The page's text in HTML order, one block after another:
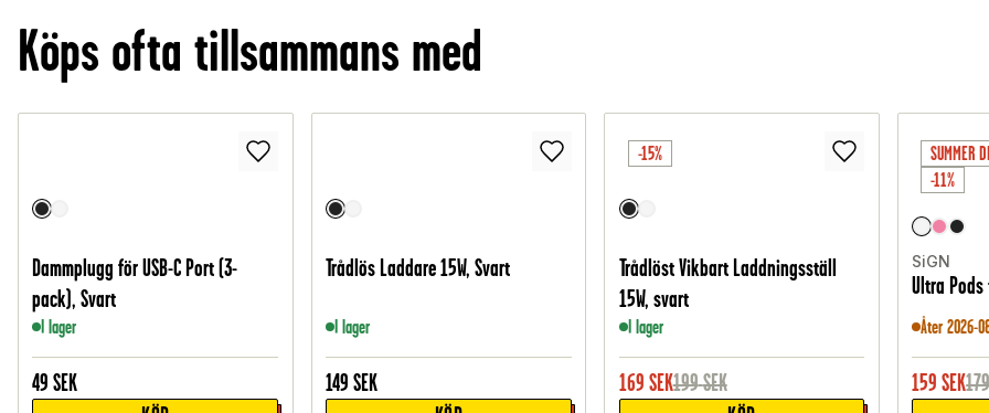
Köps ofta tillsammans med
Dammplugg för USB-C Port (3-
pack), Svart
I lager
49 SEK
Trådlös Laddare 15W, Svart
I lager
149 SEK
-15%
Trådlöst Vikbart Laddningsställ
15W, svart
I lager
169 SEK199SEK
SUMMER
-11%
SiGN
Ultra
Åter 2026-
159 SEK